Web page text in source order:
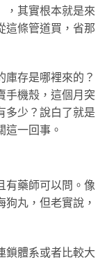
，其實根本就是來
這條管道買，省那
庫存是哪裡來的？
手機殼，這個月突
多少？說白了就是
這一回事。
有藥師可以問。像
丸，但老實說，
鎖體系或者比較大